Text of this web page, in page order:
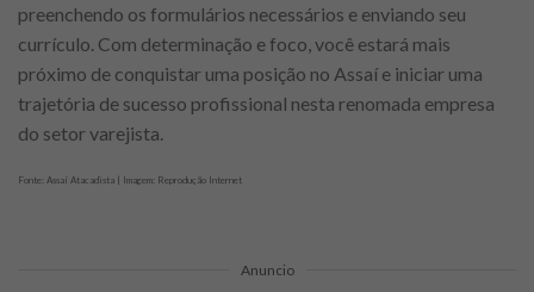
preenchendo os formulários necessários e enviando seu
currículo. Com determinação e foco, você estará mais
próximo de conquistar uma posição no Assaí e iniciar uma
trajetória de sucesso profissional nesta renomada empresa
do setor varejista.
Fonte: Assaí Atacadista | Imagem: Reprodução Internet
Anuncio